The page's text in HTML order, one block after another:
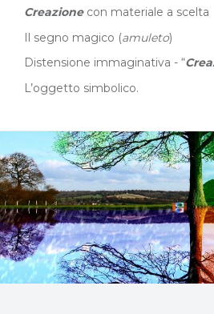
Creazionecon materiale a scelta
Il segno magico (amuleto)
Distensione immaginativa - “
L’oggetto simbolico.